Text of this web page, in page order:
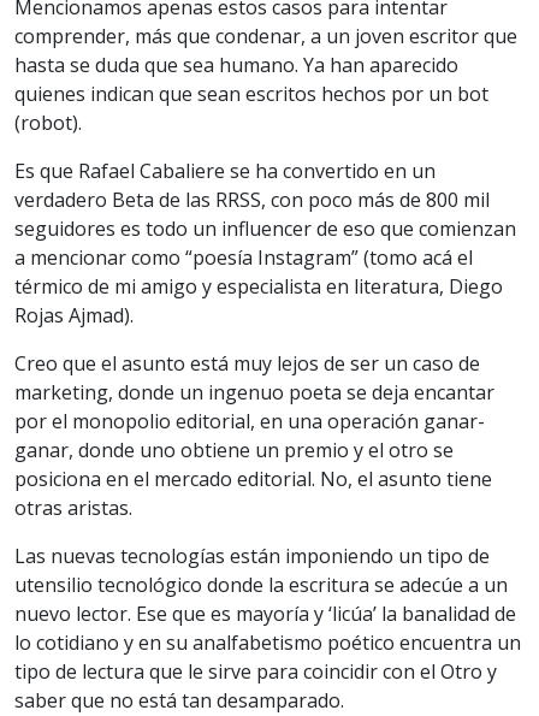
Mencionamos apenas estos casos para intentar
comprender, más que condenar, a un joven escritor que
hasta se duda que sea humano. Ya han aparecido
quienes indican que sean escritos hechos por un bot
(robot).
Es que Rafael Cabaliere se ha convertido en un
verdadero Beta de las RRSS, con poco más de 800 mil
seguidores es todo un influencer de eso que comienzan
a mencionar como “poesía Instagram” (tomo acá el
térmico de mi amigo y especialista en literatura, Diego
Rojas Ajmad).
Creo que el asunto está muy lejos de ser un caso de
marketing, donde un ingenuo poeta se deja encantar
por el monopolio editorial, en una operación ganar-
ganar, donde uno obtiene un premio y el otro se
posiciona en el mercado editorial. No, el asunto tiene
otras aristas.
Las nuevas tecnologías están imponiendo un tipo de
utensilio tecnológico donde la escritura se adecúe a un
nuevo lector. Ese que es mayoría y ‘licúa’ la banalidad de
lo cotidiano y en su analfabetismo poético encuentra un
tipo de lectura que le sirve para coincidir con el Otro y
saber que no está tan desamparado.